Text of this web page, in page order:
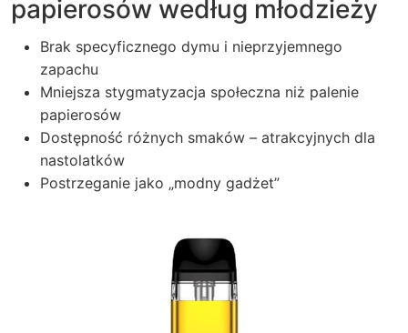
papierosów według młodzieży
Brak specyficznego dymu i nieprzyjemnego
zapachu
Mniejsza stygmatyzacja społeczna niż palenie
papierosów
Dostępność różnych smaków – atrakcyjnych dla
nastolatków
Postrzeganie jako „modny gadżet”